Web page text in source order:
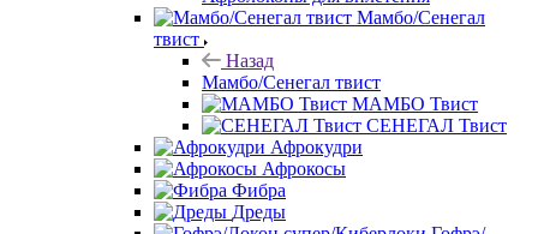
Мамбо/Сенегал
твист
Назад
Мамбо/Сенегал твист
МАМБО Твист
СЕНЕГАЛ Твист
Афрокудри
Афрокосы
Фибра
Дреды